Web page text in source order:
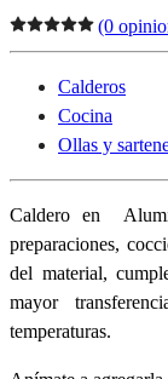
(0
Calderos
Cocina
Ollas y
Caldero en
preparaciones,
del material,
mayor
temperaturas.